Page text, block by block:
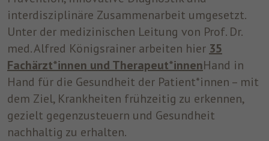
interdisziplinäre Zusammenarbeit umgesetzt.
Unter der medizinischen Leitung von Prof. Dr.
med. Alfred Königsrainer arbeiten hier 35
Fachärzt*innen und Therapeut*innenHand in
Hand für die Gesundheit der Patient*innen – mit
dem Ziel, Krankheiten frühzeitig zu erkennen,
gezielt gegenzusteuern und Gesundheit
nachhaltig zu erhalten.